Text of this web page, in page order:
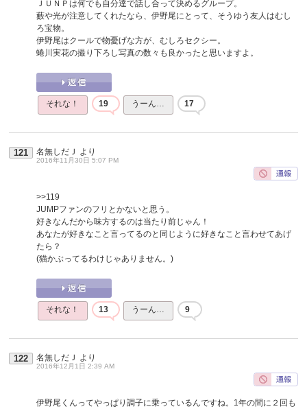
ＪＵＮＰは何でも自分達で話し合って決めるグループ。
藪や光が注意してくれたなら、伊野尾にとって、そうゆう友人はむし
ろ宝物。
伊野尾はクールで物憂げな方が、むしろセクシー。
蜷川実花の撮り下ろし写真の数々も良かったと思いますよ。
それな！ 19 うーん… 17
121 名無しだＪ より
2016年11月30日 5:07 PM
>>119
JUMPファンのフリとかないと思う。
好きなんだから味方するのは当たり前じゃん！
あなたが好きなこと言ってるのと同じように好きなこと言わせてあげ
たら？
(猫かぶってるわけじゃありません。)
それな！ 13 うーん… 9
122 名無しだＪ より
2016年12月1日 2:39 AM
伊野尾くんってやっぱり調子に乗っているんですね。1年の間に２回も